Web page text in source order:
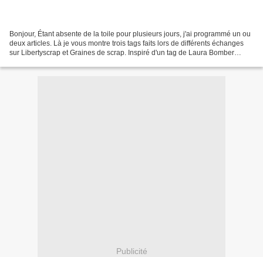
Bonjour, Étant absente de la toile pour plusieurs jours, j'ai programmé un ou
deux articles. Là je vous montre trois tags faits lors de différents échanges
sur Libertyscrap et Graines de scrap. Inspiré d'un tag de Laura Bomber
Publicité